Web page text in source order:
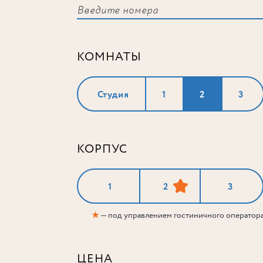
КОМНАТЫ
Студия 1 2 3
КОРПУС
1 2 3
★— под управлением гостиничного
ЦЕНА